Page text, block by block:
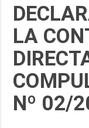
LA
Nº 02/